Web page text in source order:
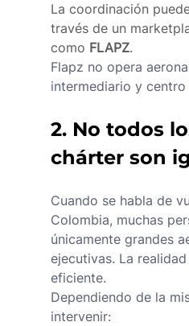
La coordinación
través de un
como FLAPZ.
Flapz no opera
intermediario y
2. No todos
chárter son
Cuando se habla de
Colombia, muchas
únicamente grandes
ejecutivas. La
eficiente.
Dependiendo de la
intervenir: